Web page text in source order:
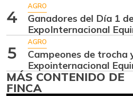
4
AGRO
Ganadores del Día 1
ExpoInternacional
5
AGRO
Campeones de trocha
Expointernacional
MÁS CONTENIDO DE
FINCA